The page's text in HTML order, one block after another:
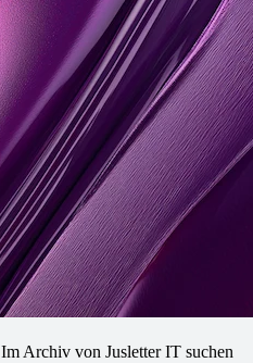
Im Archiv von Jusletter IT suchen